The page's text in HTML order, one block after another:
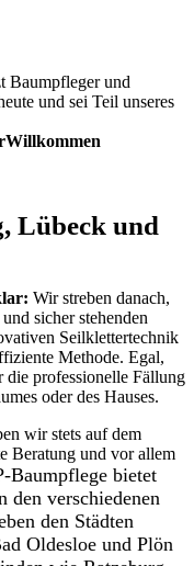
Baumpfleger und
und sei Teil unseres
Lübeck und
Wir streben danach,
sicher stehenden
Seilklettertechnik
Methode. Egal,
die professionelle Fällung
oder des Hauses.
wir stets auf dem
Beratung und vor allem
Baumpflege bietet
den verschiedenen
den Städten
Oldesloe und Plön